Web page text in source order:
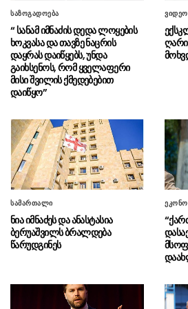
ვადებში ბოლომდე იქნება მიყვანილი
უმაღლესი განათლების რეფორმა
06.08 - 16:22“ვინც უპირისპირდება
საქართველოს ეროვნულ ინტერესებს,
მიაკითხავს სამართალი”
ბარამიძის განცხადებაზე – ეს არის
სამარცხვინო, მოღალატეობრივი
06.08 - 16:17არქეოლოგებმა
წელზე მეტი ხნის სამარხი აღმოაჩინეს
06.08 - 16:10
“ბათუმის საზღვაო
იქმნება ძალიან მნიშვნელოვანი
ეკონომიკური თვალსაზრისით”
“ეს არის საბოტაჟი
წინააღმდეგ”
საზოგადოება
“ სანამ იმნაძის დედა ლოყების
ხოკვასა და თავზე ნაცრის
დაყრას დაიწყებს, უნდა
გაიხსენოს, რომ ყველაფერი
მისი შვილის ქმედებებით
დაიწყო”
სამართალი
ნია იმნაძეს და ანასტასია
ბერუაშვილს ბრალდება
წარუდგინეს